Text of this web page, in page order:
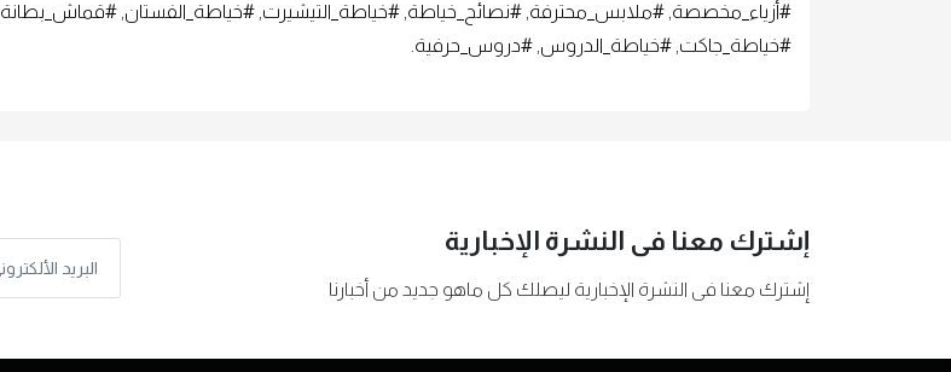
#أزياء_مخصصة, #ملابس_محترفة, #نصائح_خياطة, #خياطة_التيشيرت, #خياطة_الفستان, #قماش_بطانة,
#خياطة_جاكت, #خياطة_الدروس, #دروس_حرفية.
إشترك معنا فى النشرة الإخبارية
إشترك معنا فى النشرة الإخبارية ليصلك كل ماهو جديد من أخبارنا